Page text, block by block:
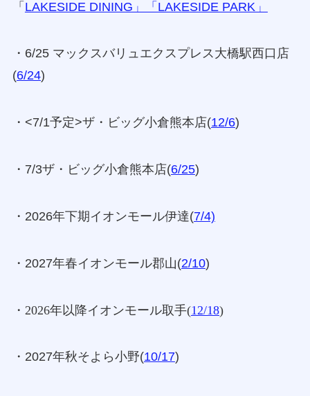
「 LAKESIDE DINING」「LAKESIDE PARK」
・6/25 マックスバリュエクスプレス大橋駅西口店
(6/24)
・<7/1予定>ザ・ビッグ小倉熊本店(12/6)
・7/3ザ・ビッグ小倉熊本店(6/25)
・2026年下期イオンモール伊達(7/4)
・2027年春イオンモール郡山(2/10)
・2026年以降イオンモール取手(12/18)
・2027年秋そよら小野(10/17)